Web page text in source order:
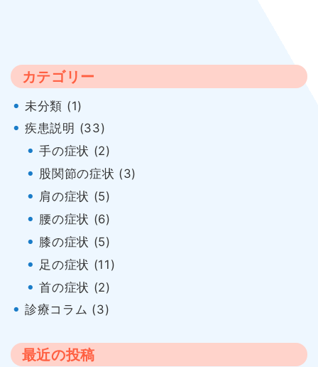
ゲ
シ
ョ
ン
カテゴリー
未分類 (1)
疾患説明 (33)
手の症状 (2)
股関節の症状 (3)
肩の症状 (5)
腰の症状 (6)
膝の症状 (5)
足の症状 (11)
首の症状 (2)
診療コラム (3)
最近の投稿